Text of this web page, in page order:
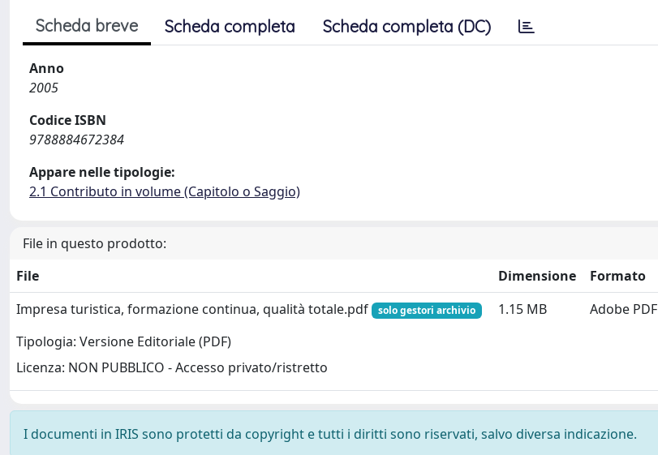
Scheda breve Scheda completa Scheda completa (DC)
Anno
2005
Codice ISBN
9788884672384
Appare nelle tipologie:
2.1 Contributo in volume (Capitolo o Saggio)
File in questo prodotto:
File
Dimensione
Formato
Impresa turistica, formazione continua, qualità totale.pdf
solo gestori archivio
Tipologia: Versione Editoriale (PDF)
Licenza: NON PUBBLICO - Accesso privato/ristretto
1.15 MB Adobe PDF
I documenti in IRIS sono protetti da copyright e tutti i diritti sono riservati, salvo diversa indicazione.